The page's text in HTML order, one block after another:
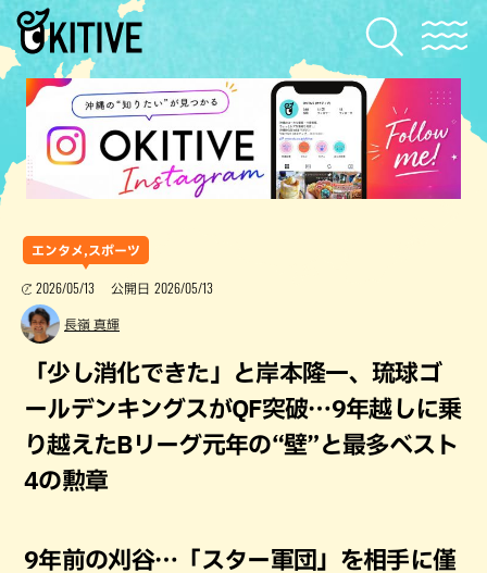
エンタメ,スポーツ
2026/05/13 公開日 2026/05/13
長嶺 真輝
「少し消化できた」と岸本隆一、琉球ゴ
ールデンキングスがQF突破…9年越しに乗
り越えたBリーグ元年の“壁”と最多ベスト
4の勲章
9年前の刈谷…「スター軍団」を相手に僅